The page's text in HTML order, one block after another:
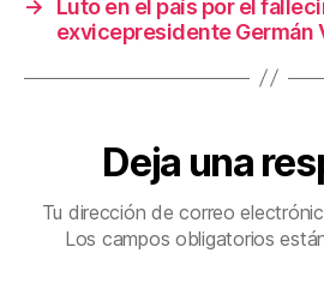
→
Luto en el país por el
exvicepresidente Germán
Deja una
Tu dirección de correo
Los campos obligatorios